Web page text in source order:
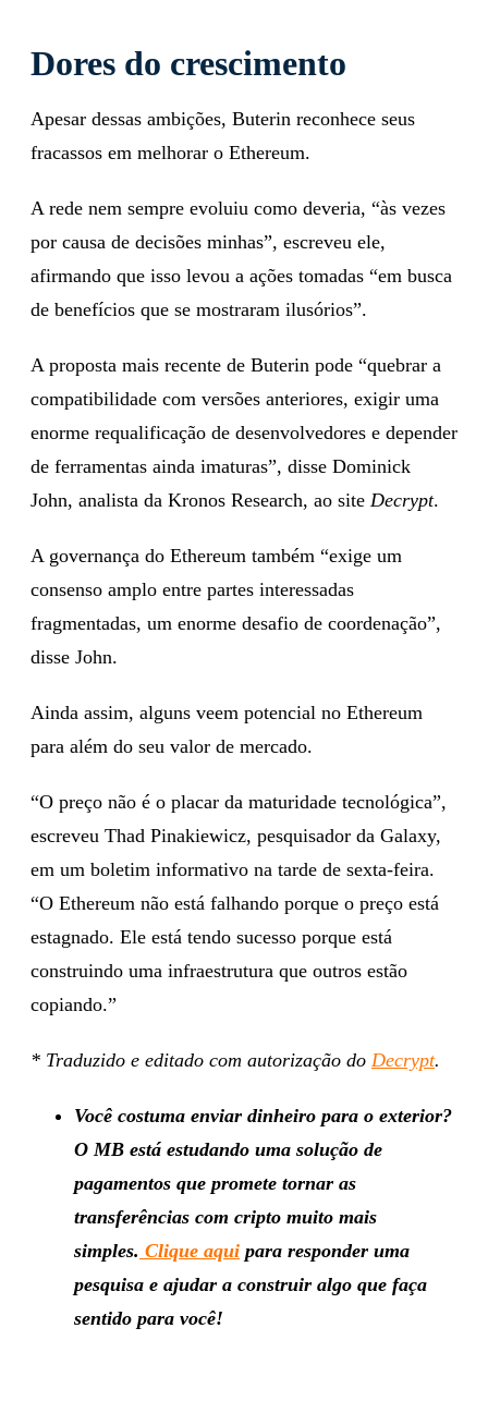
Dores do crescimento
Apesar dessas ambições, Buterin reconhece seus
fracassos em melhorar o Ethereum.
A rede nem sempre evoluiu como deveria, “às vezes
por causa de decisões minhas”, escreveu ele,
afirmando que isso levou a ações tomadas “em busca
de benefícios que se mostraram ilusórios”.
A proposta mais recente de Buterin pode “quebrar a
compatibilidade com versões anteriores, exigir uma
enorme requalificação de desenvolvedores e depender
de ferramentas ainda imaturas”, disse Dominick
John, analista da Kronos Research, ao site Decrypt.
A governança do Ethereum também “exige um
consenso amplo entre partes interessadas
fragmentadas, um enorme desafio de coordenação”,
disse John.
Ainda assim, alguns veem potencial no Ethereum
para além do seu valor de mercado.
“O preço não é o placar da maturidade tecnológica”,
escreveu Thad Pinakiewicz, pesquisador da Galaxy,
em um boletim informativo na tarde de sexta-feira.
“O Ethereum não está falhando porque o preço está
estagnado. Ele está tendo sucesso porque está
construindo uma infraestrutura que outros estão
copiando.”
* Traduzido e editado com autorização do Decrypt.
Você costuma enviar dinheiro para o exterior?
O MB está estudando uma solução de
pagamentos que promete tornar as
transferências com cripto muito mais
simples. Clique aqui para responder uma
pesquisa e ajudar a construir algo que faça
sentido para você!